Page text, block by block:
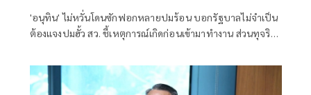
'อนุทิน' ไม่หวั่นโดนซักฟอกหลายปมร้อน บอกรัฐบาลไม่จำเป็น
ต้องแจงปมฮั้ว สว. ชี้เหตุการณ์เกิดก่อนเข้ามาทำงาน ส่วนทุจริต